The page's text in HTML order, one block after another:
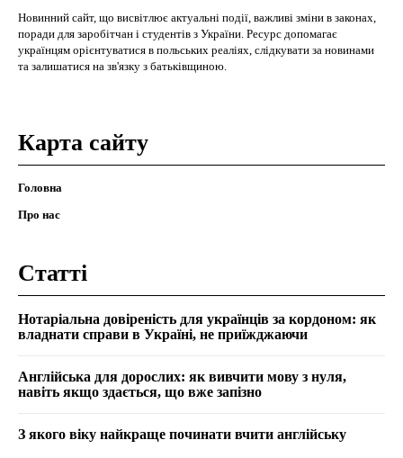
Новинний сайт, що висвітлює актуальні події, важливі зміни в законах,
поради для заробітчан і студентів з України. Ресурс допомагає
українцям орієнтуватися в польських реаліях, слідкувати за новинами
та залишатися на зв'язку з батьківщиною.
Карта сайту
Головна
Про нас
Статті
Нотаріальна довіреність для українців за кордоном: як
владнати справи в Україні, не приїжджаючи
Англійська для дорослих: як вивчити мову з нуля,
навіть якщо здається, що вже запізно
З якого віку найкраще починати вчити англійську